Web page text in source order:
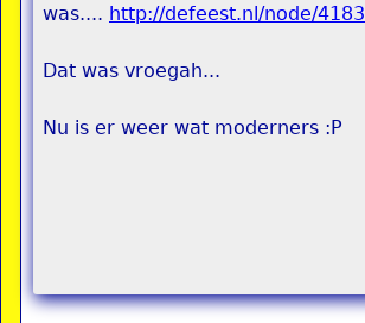
was.... http://defeest.nl/node/4183
Dat was vroegah...
Nu is er weer wat moderners :P